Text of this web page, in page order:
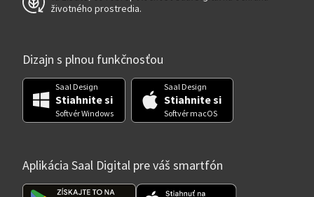
životného prostredia.
Dizajn s plnou funkčnosťou
Saal Design
Stiahnite si
Softvér Windows
Saal Design
Stiahnite si
Softvér macOS
Aplikácia Saal Digital pre váš smartfón